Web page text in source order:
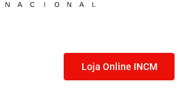
Loja Online INCM